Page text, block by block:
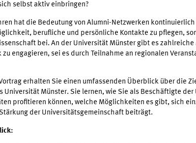
selbst aktiv einbringen?
hat die Bedeutung von Alumni-Netzwerken
berufliche und persönliche Kontakte zu pflegen,
bei. An der Universität Münster gibt es
engagieren, sei es durch Teilnahme an regionalen
erhalten Sie einen umfassenden Überblick über die
Universität Münster. Sie lernen, wie Sie als Beschäftigte der
profitieren können, welche Möglichkeiten es gibt, sich
der Universitätsgemeinschaft beiträgt.